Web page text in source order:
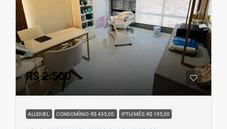
R$ 2.500
ALUGUEL CONDOMÍNIO: R$ 435,00 IPTU/MÊS: R$ 105,00